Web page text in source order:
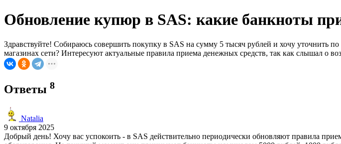
Обновление купюр в SAS: какие банкноты
Здравствуйте! Собираюсь совершить покупку в SAS на сумму 5 тысяч рублей и хочу
магазинах сети? Интересуют актуальные правила приема денежных средств, так как слышал о
Ответы 8
Natalia
9 октября 2025
Добрый день! Хочу вас успокоить - в SAS действительно периодически обновляют правила